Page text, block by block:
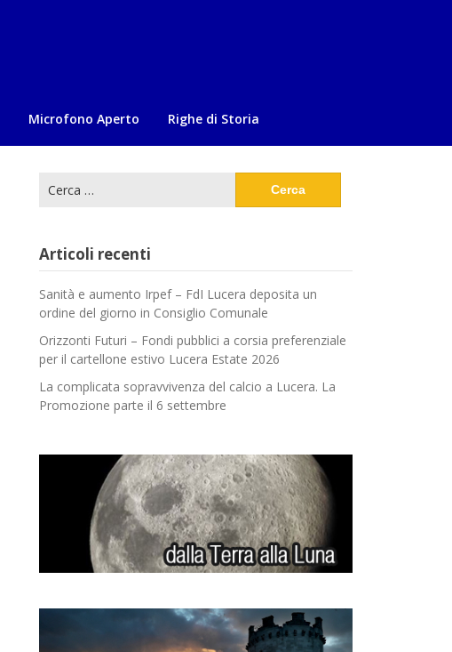
Microfono Aperto Righe di Storia
per:
Articoli recenti
Sanità e aumento Irpef – FdI Lucera deposita un
ordine del giorno in Consiglio Comunale
Orizzonti Futuri – Fondi pubblici a corsia preferenziale
per il cartellone estivo Lucera Estate 2026
La complicata sopravvivenza del calcio a Lucera. La
Promozione parte il 6 settembre